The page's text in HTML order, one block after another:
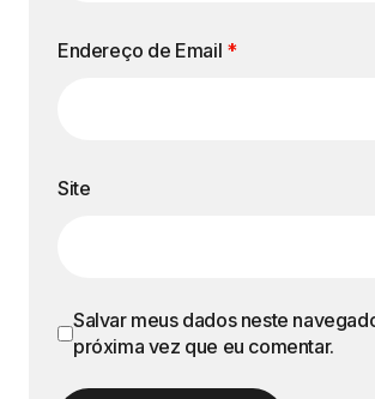
Endereço de Email *
Site
Salvar meus dados neste
próxima vez que eu comentar.